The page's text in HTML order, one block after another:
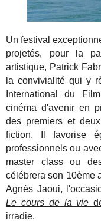
Un festival
projetés, pour la
artistique, Patrick
la convivialité qui y
International du
cinéma d'avenir en
des premiers et
fiction. Il favorise
professionnels ou
master class ou
célébrera son 10ème
Agnès Jaoui,
Le cours de la vie
irradie.